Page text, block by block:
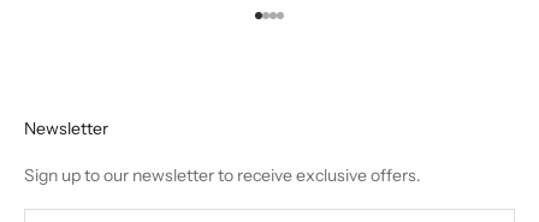
Ir para item 1
Ir para item 2
Ir para item 3
Ir para item 4
Newsletter
Sign up to our newsletter to receive exclusive offers.